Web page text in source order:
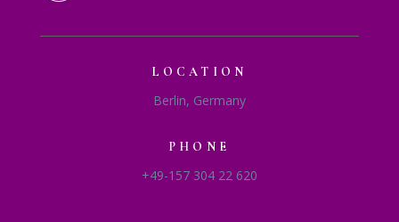
LOCATION
Berlin, Germany
PHONE
+49-157 304 22 620